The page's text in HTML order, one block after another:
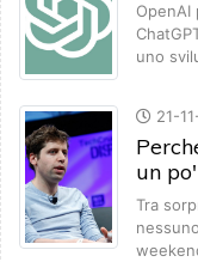
OpenAI
uno
21-
un
Tra